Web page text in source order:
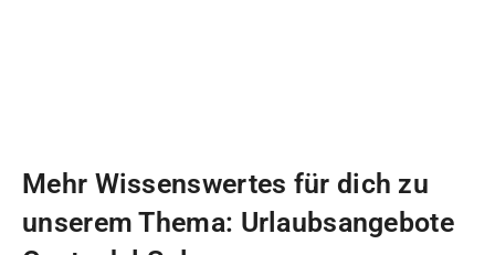
Mehr Wissenswertes für dich zu
unserem Thema: Urlaubsangebote